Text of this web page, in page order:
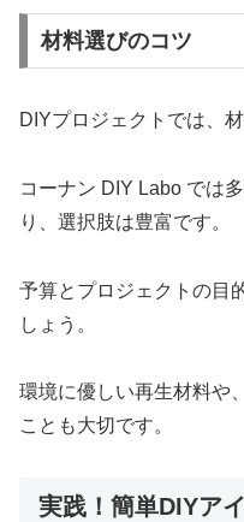
材料選びのコツ
DIYプロジェクトでは、
コーナン DIY Labo では
り、選択肢は豊富です。
予算とプロジェクトの目
しょう。
環境に優しい再生材料や
ことも大切です。
実践！簡単DIYア